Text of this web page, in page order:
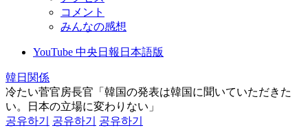
コメント
みんなの感想
YouTube 中央日報日本語版
韓日関係
冷たい菅官房長官「韓国の発表は韓国に聞いていただきた
い。日本の立場に変わりない」
공유하기
공유하기
공유하기